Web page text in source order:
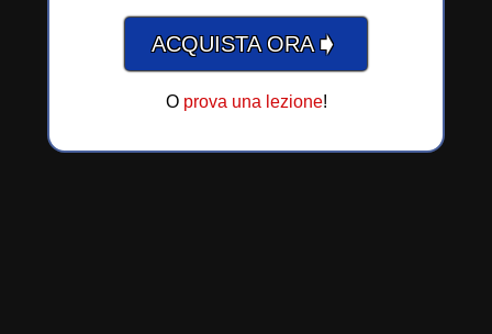
ACQUISTA ORA➧
O prova una lezione!